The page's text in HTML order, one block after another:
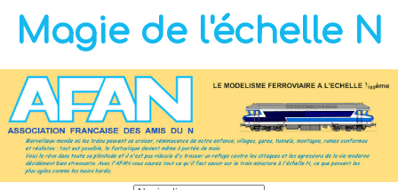
Magie de l'échelle N